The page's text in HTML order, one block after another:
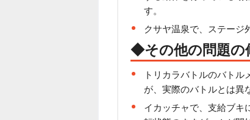
す。
クサヤ温泉で、ステージ
◆その他の問題の
トリカラバトルのバト
が、実際のバトルとは異
イカッチャで、支給ブキ